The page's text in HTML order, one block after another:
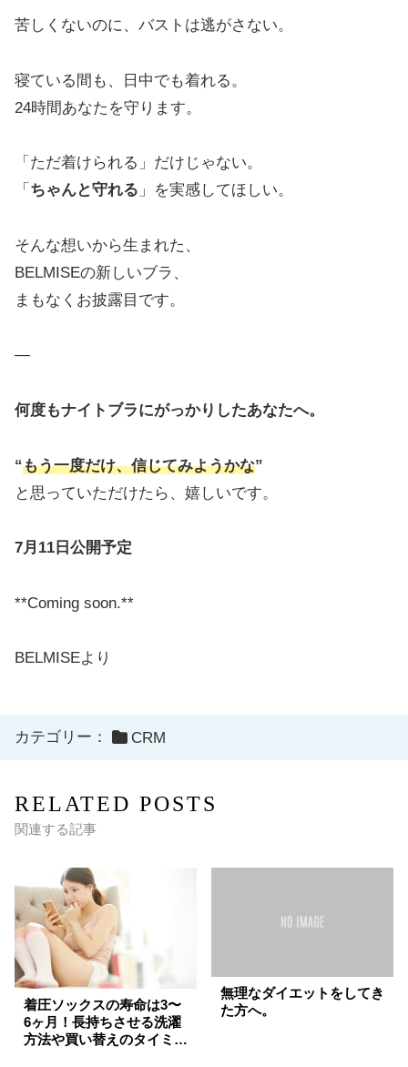
苦しくないのに、バストは逃がさない。
寝ている間も、日中でも着れる。
24時間あなたを守ります。
「ただ着けられる」だけじゃない。
「 ちゃんと守れる 」を実感してほしい。
そんな想いから生まれた、
BELMISEの新しいブラ、
まもなくお披露目です。
—
何度もナイトブラにがっかりしたあなたへ。
“もう一度だけ、信じてみようかな”
と思っていただけたら、嬉しいです。
7月11日公開予定
**Coming soon.**
BELMISEより
カテゴリー： CRM
RELATED POSTS
関連する記事
着圧ソックスの寿命は3〜
6ヶ月！長持ちさせる洗濯
方法や買い替えのタイミン
無理なダイエットをしてき
た方へ。